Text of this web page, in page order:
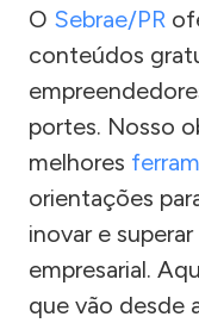
O Sebrae/PR
conteúdos
portes. Nosso
melhores
orientações
inovar e
empresarial.
que vão desde